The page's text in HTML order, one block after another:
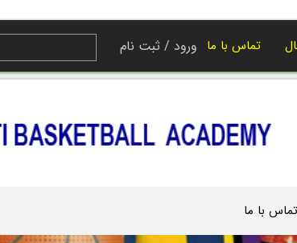
تماس با ما ورود / ثبت نام
حساب کاربری من
سفارشات
تماس با ما